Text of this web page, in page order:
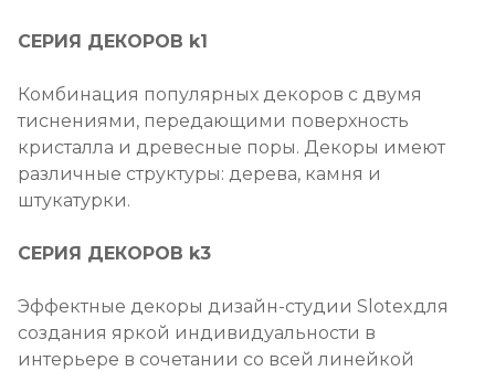
СЕРИЯ ДЕКОРОВ k1
Комбинация популярных декоров с двумя
тиснениями, передающими поверхность
кристалла и древесные поры. Декоры имеют
различные структуры: дерева, камня и
штукатурки.
СЕРИЯ ДЕКОРОВ k3
Эффектные декоры дизайн-студии Slotexдля
создания яркой индивидуальности в
интерьере в сочетании со всей линейкой